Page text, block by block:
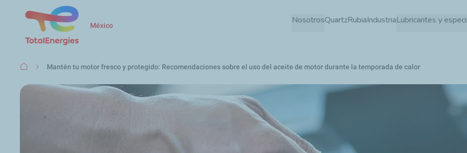
Pasar
México NosotrosQuartzRubiaIndustriaLubricantes y
Ruta
navegación
Mantén tu motor fresco y protegido: Recomendaciones sobre el uso del aceite de motor durante la temporada de calor